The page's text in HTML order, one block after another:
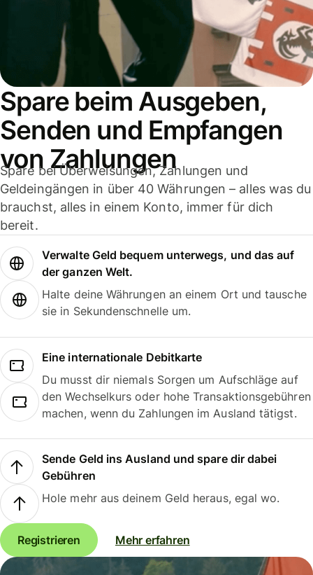
Spare beim Ausgeben,
Senden und Empfangen
von Zahlungen
Spare bei Überweisungen, Zahlungen und
Geldeingängen in über 40 Währungen – alles was du
brauchst, alles in einem Konto, immer für dich
bereit.
Verwalte Geld bequem unterwegs, und das auf
der ganzen Welt.
Halte deine Währungen an einem Ort und tausche
sie in Sekundenschnelle um.
Eine internationale Debitkarte
Du musst dir niemals Sorgen um Aufschläge auf
den Wechselkurs oder hohe Transaktionsgebühren
machen, wenn du Zahlungen im Ausland tätigst.
Sende Geld ins Ausland und spare dir dabei
Gebühren
Hole mehr aus deinem Geld heraus, egal wo.
Registrieren Mehr erfahren